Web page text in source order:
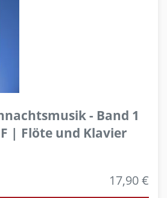
- Band 1
| Flöte und Klavier
17,90 €